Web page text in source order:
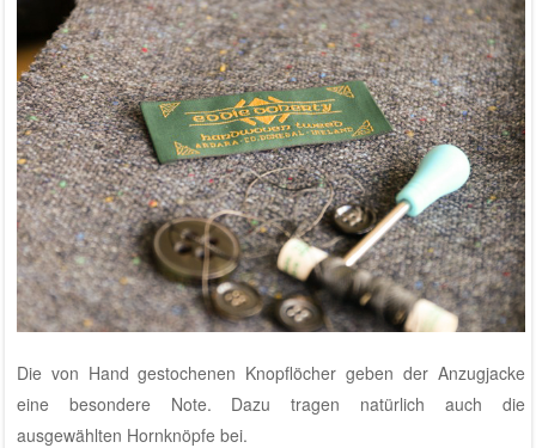
Die von Hand gestochenen Knopflöcher geben der Anzugjacke
eine besondere Note. Dazu tragen natürlich auch die
ausgewählten Hornknöpfe bei.